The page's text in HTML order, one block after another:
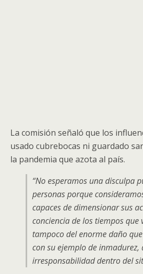
La comisión señaló que los
usado cubrebocas ni guardado
la pandemia que azota al país.
“No esperamos una disculpa
personas porque
capaces de dimensionar sus
conciencia de los tiempos que
tampoco del enorme daño
con su ejemplo de inmadurez,
irresponsabilidad dentro del